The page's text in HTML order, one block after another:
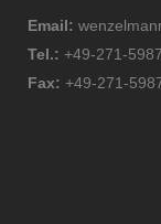
Email:
Tel.: +49-271-
Fax: +49-271-